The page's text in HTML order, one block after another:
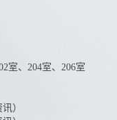
室、204室、206室
）